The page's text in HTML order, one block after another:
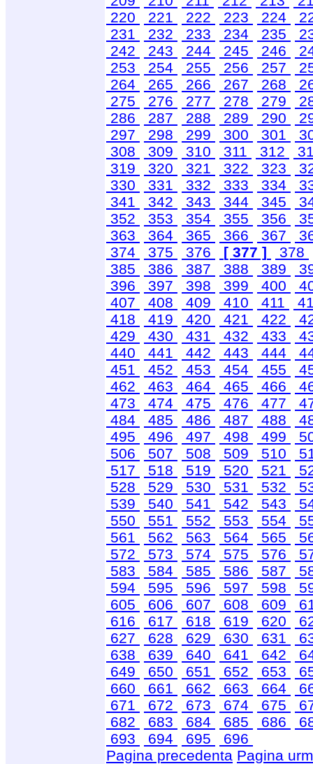
220
221 222 223 224
231
232 233 234 235
242
243 244 245 246
253
254 255 256 257
264
265 266 267 268
275
276 277 278 279
286
287 288 289 290
297
298 299 300 301
308
309 310 311 312
319
320 321 322 323
330
331 332 333 334
341
342 343 344 345
352
353 354 355 356
363
364 365 366 367
374
375 376 [ 377 ]
378
385
386 387 388 389
396
397 398 399 400
407
408 409 410 411
418
419 420 421 422
429
430 431 432 433
440
441 442 443 444
451
452 453 454 455
462
463 464 465 466
473
474 475 476 477
484
485 486 487 488
495
496 497 498 499
506
507 508 509 510
517
518 519 520 521
528
529 530 531 532
539
540 541 542 543
550
551 552 553 554
561
562 563 564 565
572
573 574 575 576
583
584 585 586 587
594
595 596 597 598
605
606 607 608 609
616
617 618 619 620
627
628 629 630 631
638
639 640 641 642
649
650 651 652 653
660
661 662 663 664
671
672 673 674 675
682
683 684 685 686
693
694 695
696
Pagina precedenta Pagina